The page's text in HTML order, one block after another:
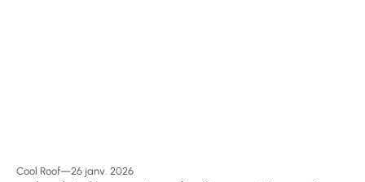
Cool Roof—26 janv. 2026